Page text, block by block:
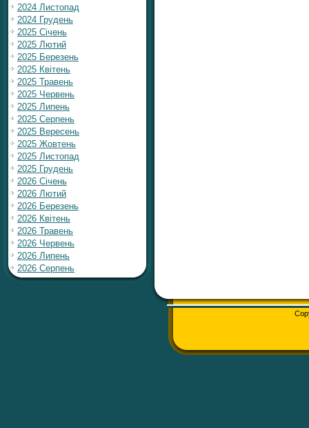
2024 Листопад
2024 Грудень
2025 Січень
2025 Лютий
2025 Березень
2025 Квітень
2025 Травень
2025 Червень
2025 Липень
2025 Серпень
2025 Вересень
2025 Жовтень
2025 Листопад
2025 Грудень
2026 Січень
2026 Лютий
2026 Березень
2026 Квітень
2026 Травень
2026 Червень
2026 Липень
2026 Серпень